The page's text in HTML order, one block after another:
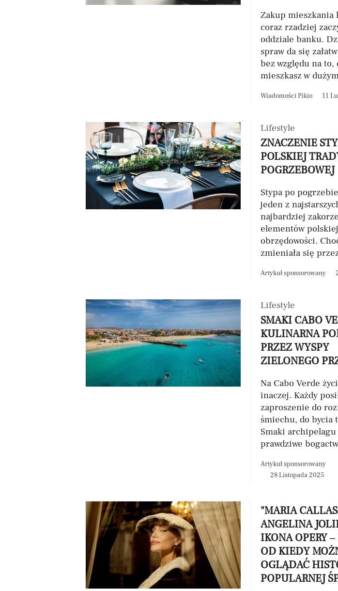
Zakup mieszkania
coraz rzadziej
oddziale banku.
spraw da się
bez względu na to,
mieszkasz w
Wiadomości Pikio 11
Lifestyle
ZNACZENIE
POLSKIEJ
POGRZEBOWEJ
Stypa po
jeden z
najbardziej
elementów polskiej
obrzędowości.
zmieniała się
Artykuł sponsorowany
Lifestyle
SMAKI CABO
KULINARNA
PRZEZ WYSPY
ZIELONEGO
Na Cabo Verde
inaczej. Każdy
zaproszenie do
śmiechu, do bycia
Smaki archipelagu
prawdziwe
Artykuł sponsorowany
28 Listopada 2025
"MARIA
ANGELINA
IKONA OPERY
OD KIEDY
OGLĄDAĆ
POPULARNEJ